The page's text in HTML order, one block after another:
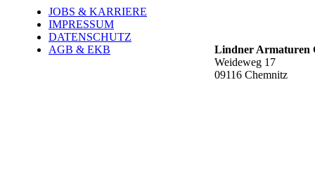
JOBS & KARRIERE
IMPRESSUM
DATENSCHUTZ
AGB & EKB
Lindner Armaturen
Weideweg 17
09116 Chemnitz